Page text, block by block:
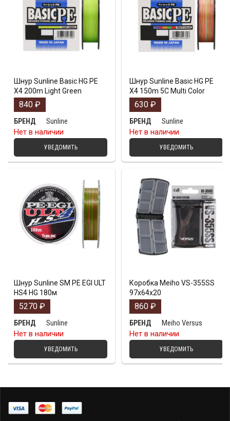
Шнур Sunline Basic HG PE
X4 200m Light Green
840 ₽
БРЕНД
Sunline
Нет в наличии
УВЕДОМИТЬ
Шнур Sunline Basic HG PE
X4 150m 5C Multi Color
630 ₽
БРЕНД
Sunline
Нет в наличии
УВЕДОМИТЬ
Шнур Sunline SM PE EGI ULT
HS4 HG 180м
5270 ₽
БРЕНД
Sunline
Нет в наличии
УВЕДОМИТЬ
Коробка Meiho VS-355SS
97х64х20
860 ₽
БРЕНД
Meiho Versus
Нет в наличии
УВЕДОМИТЬ